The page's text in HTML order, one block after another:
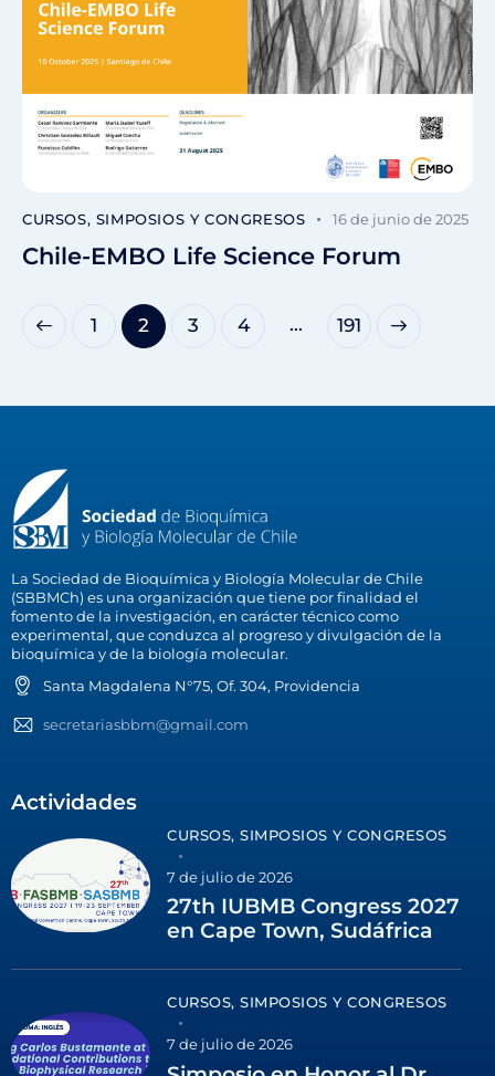
CURSOS, SIMPOSIOS Y CONGRESOS 16 de junio de 2025
Chile-EMBO Life Science Forum
1 2 3 4 … 191
>
La Sociedad de Bioquímica y Biología Molecular de Chile
(SBBMCh) es una organización que tiene por finalidad el
fomento de la investigación, en carácter técnico como
experimental, que conduzca al progreso y divulgación de la
bioquímica y de la biología molecular.
Santa Magdalena N°75, Of. 304, Providencia
secretariasbbm@gmail.com
Actividades
CURSOS, SIMPOSIOS Y CONGRESOS
7 de julio de 2026
27th IUBMB Congress 2027
en Cape Town, Sudáfrica
CURSOS, SIMPOSIOS Y CONGRESOS
7 de julio de 2026